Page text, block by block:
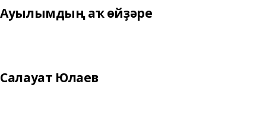
Ауылымдың аҡ өйҙәре
Салауат Юлаев